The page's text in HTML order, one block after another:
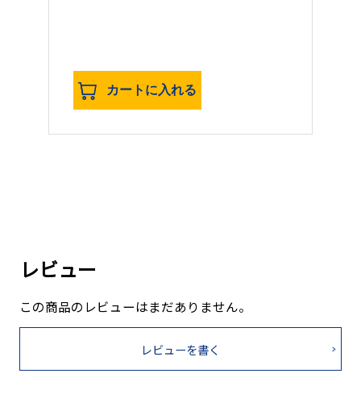
カートに入れる
レビュー
この商品のレビューはまだありません。
レビューを書く